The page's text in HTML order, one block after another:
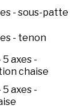
- sous-patte
- tenon
5 axes -
chaise
5 axes -